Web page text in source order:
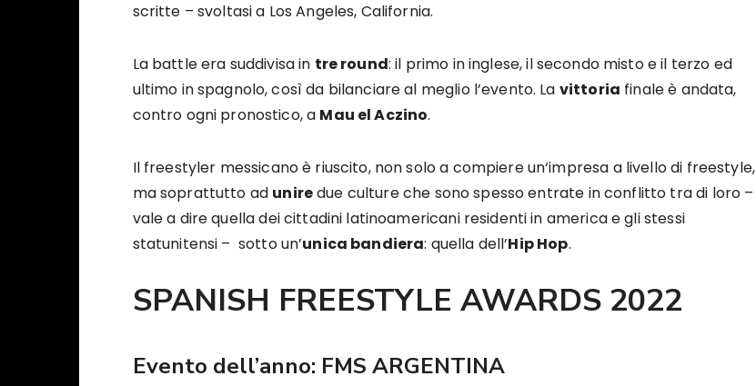
scritte – svoltasi a Los Angeles, California.
La battle era suddivisa in tre round: il primo in inglese, il secondo misto e il terzo ed
ultimo in spagnolo, così da bilanciare al meglio l’evento. La vittoria finale è andata,
contro ogni pronostico, a Mau el Aczino.
Il freestyler messicano è riuscito, non solo a compiere un‘impresa a livello di freestyle,
ma soprattutto ad uniredue culture che sono spesso entrate in conflitto tra di loro –
vale a dire quella dei cittadini latinoamericani residenti in america e gli stessi
statunitensi – sotto un’unica bandiera: quella dell’Hip Hop.
SPANISH FREESTYLE AWARDS 2022
Evento dell’anno: FMS ARGENTINA